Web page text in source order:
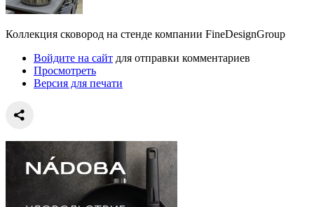
Коллекция сковород на стенде компании FineDesignGroup
Войдите на сайт для отправки комментариев
Просмотреть
Версия для печати